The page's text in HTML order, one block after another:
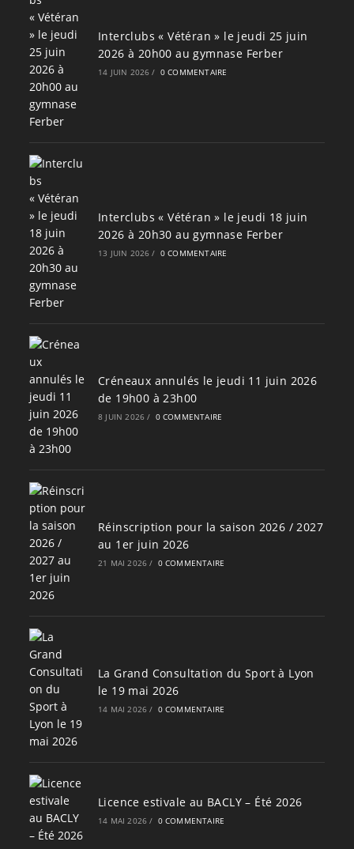
Interclubs « Vétéran » le jeudi 25 juin
2026 à 20h00 au gymnase Ferber
14 JUIN 2026 / 0 COMMENTAIRE
Interclubs « Vétéran » le jeudi 18 juin
2026 à 20h30 au gymnase Ferber
13 JUIN 2026 / 0 COMMENTAIRE
Créneaux annulés le jeudi 11 juin 2026
de 19h00 à 23h00
8 JUIN 2026 / 0 COMMENTAIRE
Réinscription pour la saison 2026 / 2027
au 1er juin 2026
21 MAI 2026 / 0 COMMENTAIRE
La Grand Consultation du Sport à Lyon
le 19 mai 2026
14 MAI 2026 / 0 COMMENTAIRE
Licence estivale au BACLY – Été 2026
14 MAI 2026 / 0 COMMENTAIRE